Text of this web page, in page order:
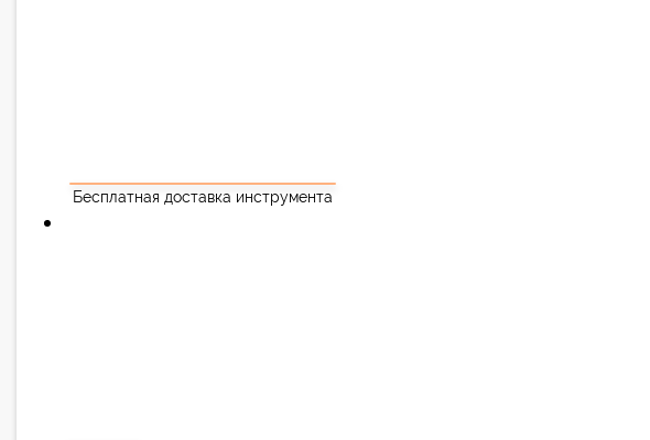
Бесплатная доставка инструмента